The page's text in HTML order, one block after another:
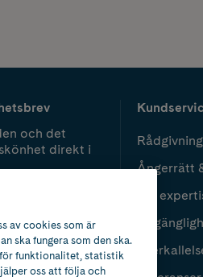
och det
direkt i
Ångerrätt
Vår
av cookies som är
ska fungera som den ska.
funktionalitet, statistik
oss att följa och